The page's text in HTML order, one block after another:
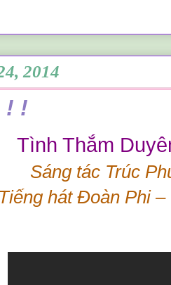
2014
! !
Tình Thắm
Sáng tác Trúc
Tiếng hát Đoàn Phi –